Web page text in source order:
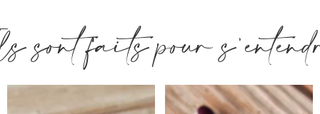
sont faits pour